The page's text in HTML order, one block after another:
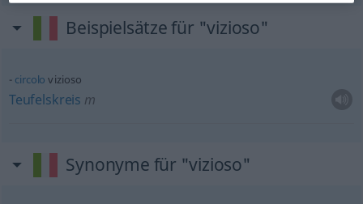
Beispielsätze für "vizioso"
circolo vizioso
Teufelskreis m
Synonyme für "vizioso"